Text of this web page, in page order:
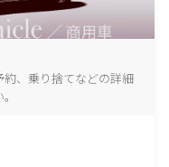
、乗り捨てなどの詳細